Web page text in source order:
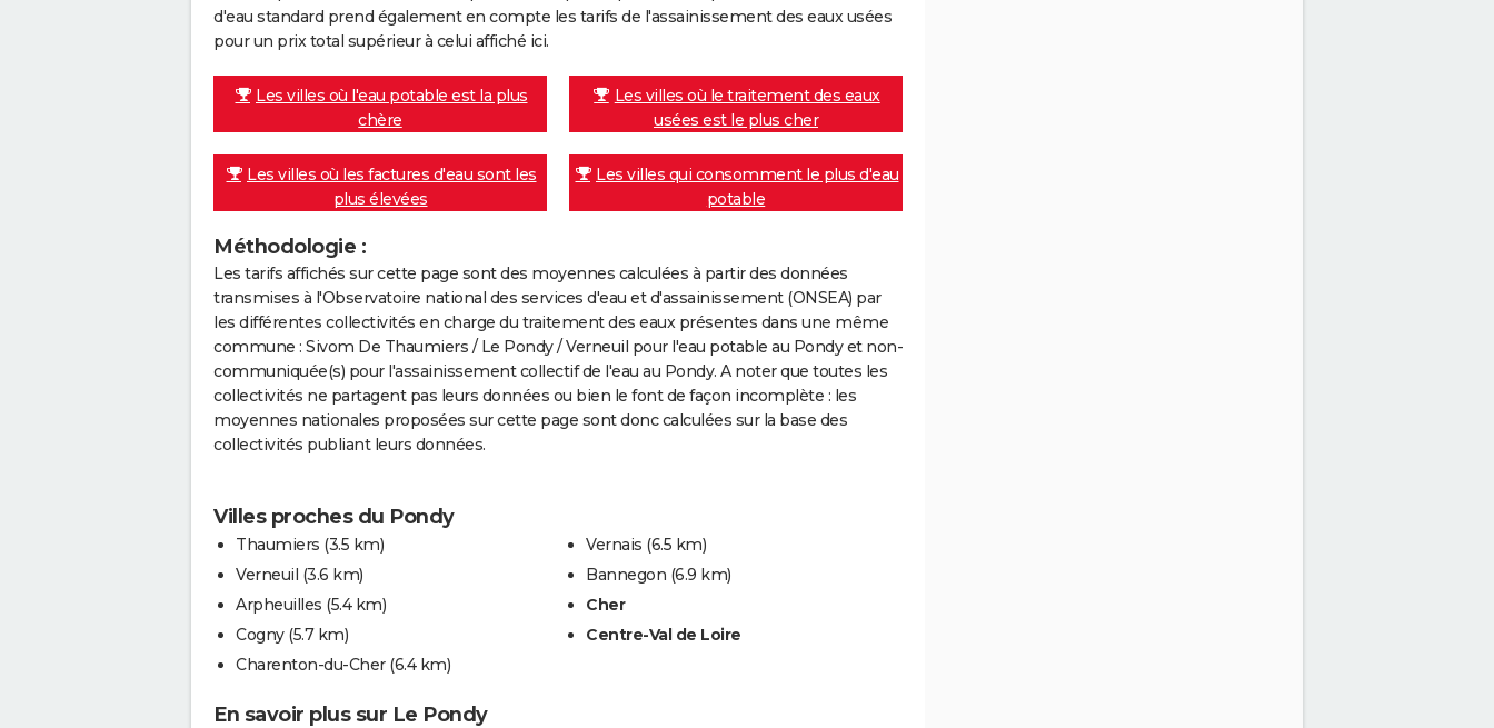
d'eau standard prend également en compte les tarifs de l'assainissement des eaux usées
pour un prix total supérieur à celui affiché ici.
Les villes où l'eau potable est la plus
chère
Les villes où le traitement des eaux
usées est le plus cher
Les villes où les factures d'eau sont les
plus élevées
Les villes qui consomment le plus d'eau
potable
Méthodologie :
Les tarifs affichés sur cette page sont des moyennes calculées à partir des données
transmises à l'Observatoire national des services d'eau et d'assainissement (ONSEA) par
les différentes collectivités en charge du traitement des eaux présentes dans une même
commune : Sivom De Thaumiers / Le Pondy / Verneuil pour l'eau potable au Pondy et non-
communiquée(s) pour l'assainissement collectif de l'eau au Pondy. A noter que toutes les
collectivités ne partagent pas leurs données ou bien le font de façon incomplète : les
moyennes nationales proposées sur cette page sont donc calculées sur la base des
collectivités publiant leurs données.
Villes proches du Pondy
Thaumiers (3.5 km)
Verneuil (3.6 km)
Arpheuilles (5.4 km)
Cogny (5.7 km)
Charenton-du-Cher (6.4 km)
Vernais (6.5 km)
Bannegon (6.9 km)
Cher
Centre-Val de Loire
En savoir plus sur Le Pondy